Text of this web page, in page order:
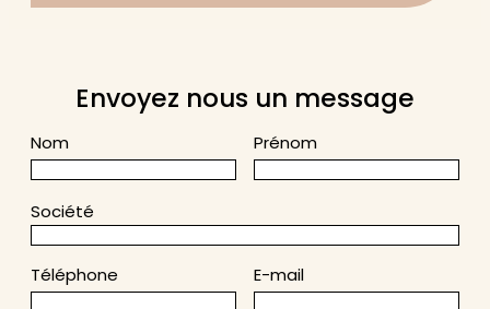
Envoyez nous un message
Nom Prénom
Société
Téléphone E-mail